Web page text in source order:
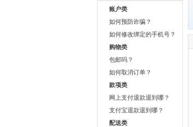
账户类
如何预防诈骗？
如何修改绑定的手机号？
购物类
包邮吗？
如何取消订单？
款项类
网上支付退款退到哪？
支付宝退款退到哪？
配送类